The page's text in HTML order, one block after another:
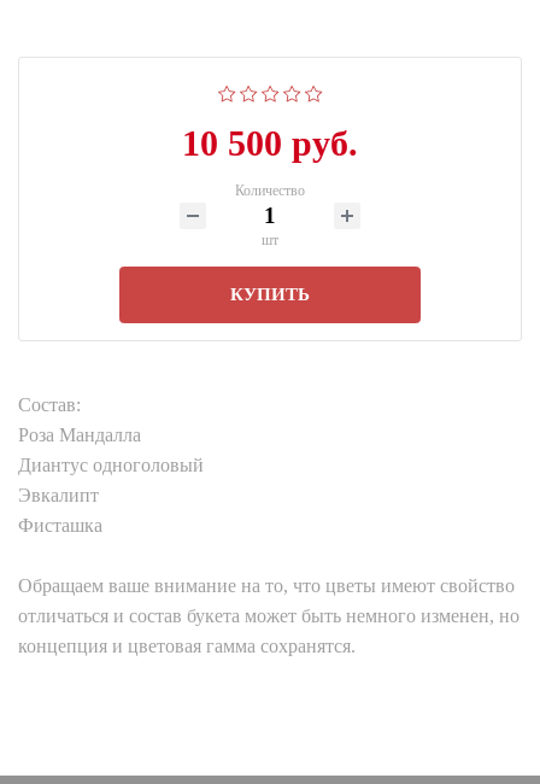
10 500 руб.
Количество
шт
КУПИТЬ
Состав:
Роза Мандалла
Диантус одноголовый
Эвкалипт
Фисташка
Обращаем ваше внимание на то, что цветы имеют свойство
отличаться и состав букета может быть немного изменен, но
концепция и цветовая гамма сохранятся.